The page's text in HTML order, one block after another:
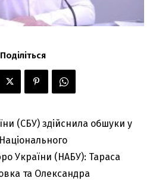
Поділіться
(СБУ) здійснила обшуки у
України (НАБУ): Тараса
та Олександра